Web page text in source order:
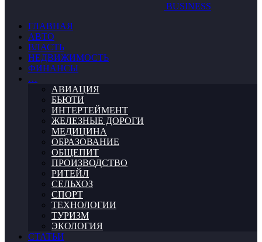
BUSINESS
ГЛАВНАЯ
АВТО
ВЛАСТЬ
НЕДВИЖИМОСТЬ
ФИНАНСЫ
…
АВИАЦИЯ
БЬЮТИ
ИНТЕРТЕЙМЕНТ
ЖЕЛЕЗНЫЕ ДОРОГИ
МЕДИЦИНА
ОБРАЗОВАНИЕ
ОБЩЕПИТ
ПРОИЗВОДСТВО
РИТЕЙЛ
СЕЛЬХОЗ
СПОРТ
ТЕХНОЛОГИИ
ТУРИЗМ
ЭКОЛОГИЯ
СТАТЬИ